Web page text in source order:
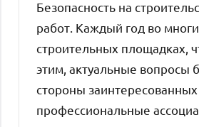
Безопасность на
работ. Каждый год во
строительных площадках,
этим, актуальные вопросы
стороны
профессиональные